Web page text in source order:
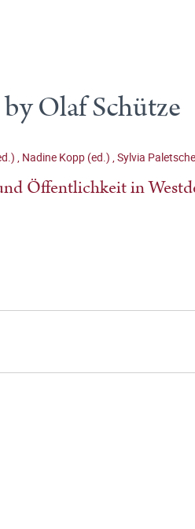
Olaf Schütze
, Nadine Kopp (ed.) ,Sylvia
Öffentlichkeit in